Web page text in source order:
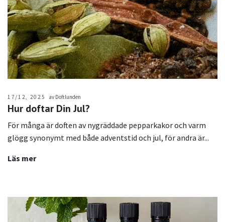
17/12, 2025 av Doftlunden
Hur doftar Din Jul?
För många är doften av nygräddade pepparkakor och varm
glögg synonymt med både adventstid och jul, för andra är...
Läs mer